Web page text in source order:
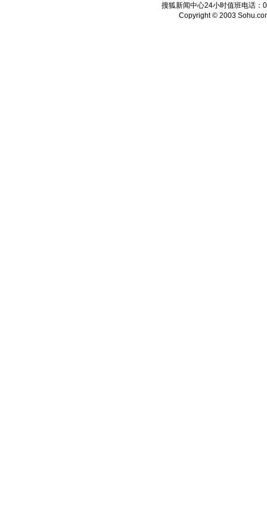
搜狐新闻中心24小时值班电话
Copyright © 2003